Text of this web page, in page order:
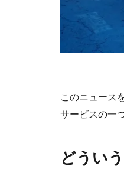
このニュース
サービスの一
どうい